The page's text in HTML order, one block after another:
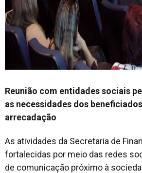
Reunião com entidades sociais
as necessidades dos
arrecadação
As atividades da Secretaria de
fortalecidas por meio das redes
de comunicação próximo à